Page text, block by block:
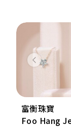
幸福寓意，祝福
化精神，I-
幸福」為理念，
為新人帶來舒適
蜜的時刻。
Previous
富衡珠寶
Foo Hang